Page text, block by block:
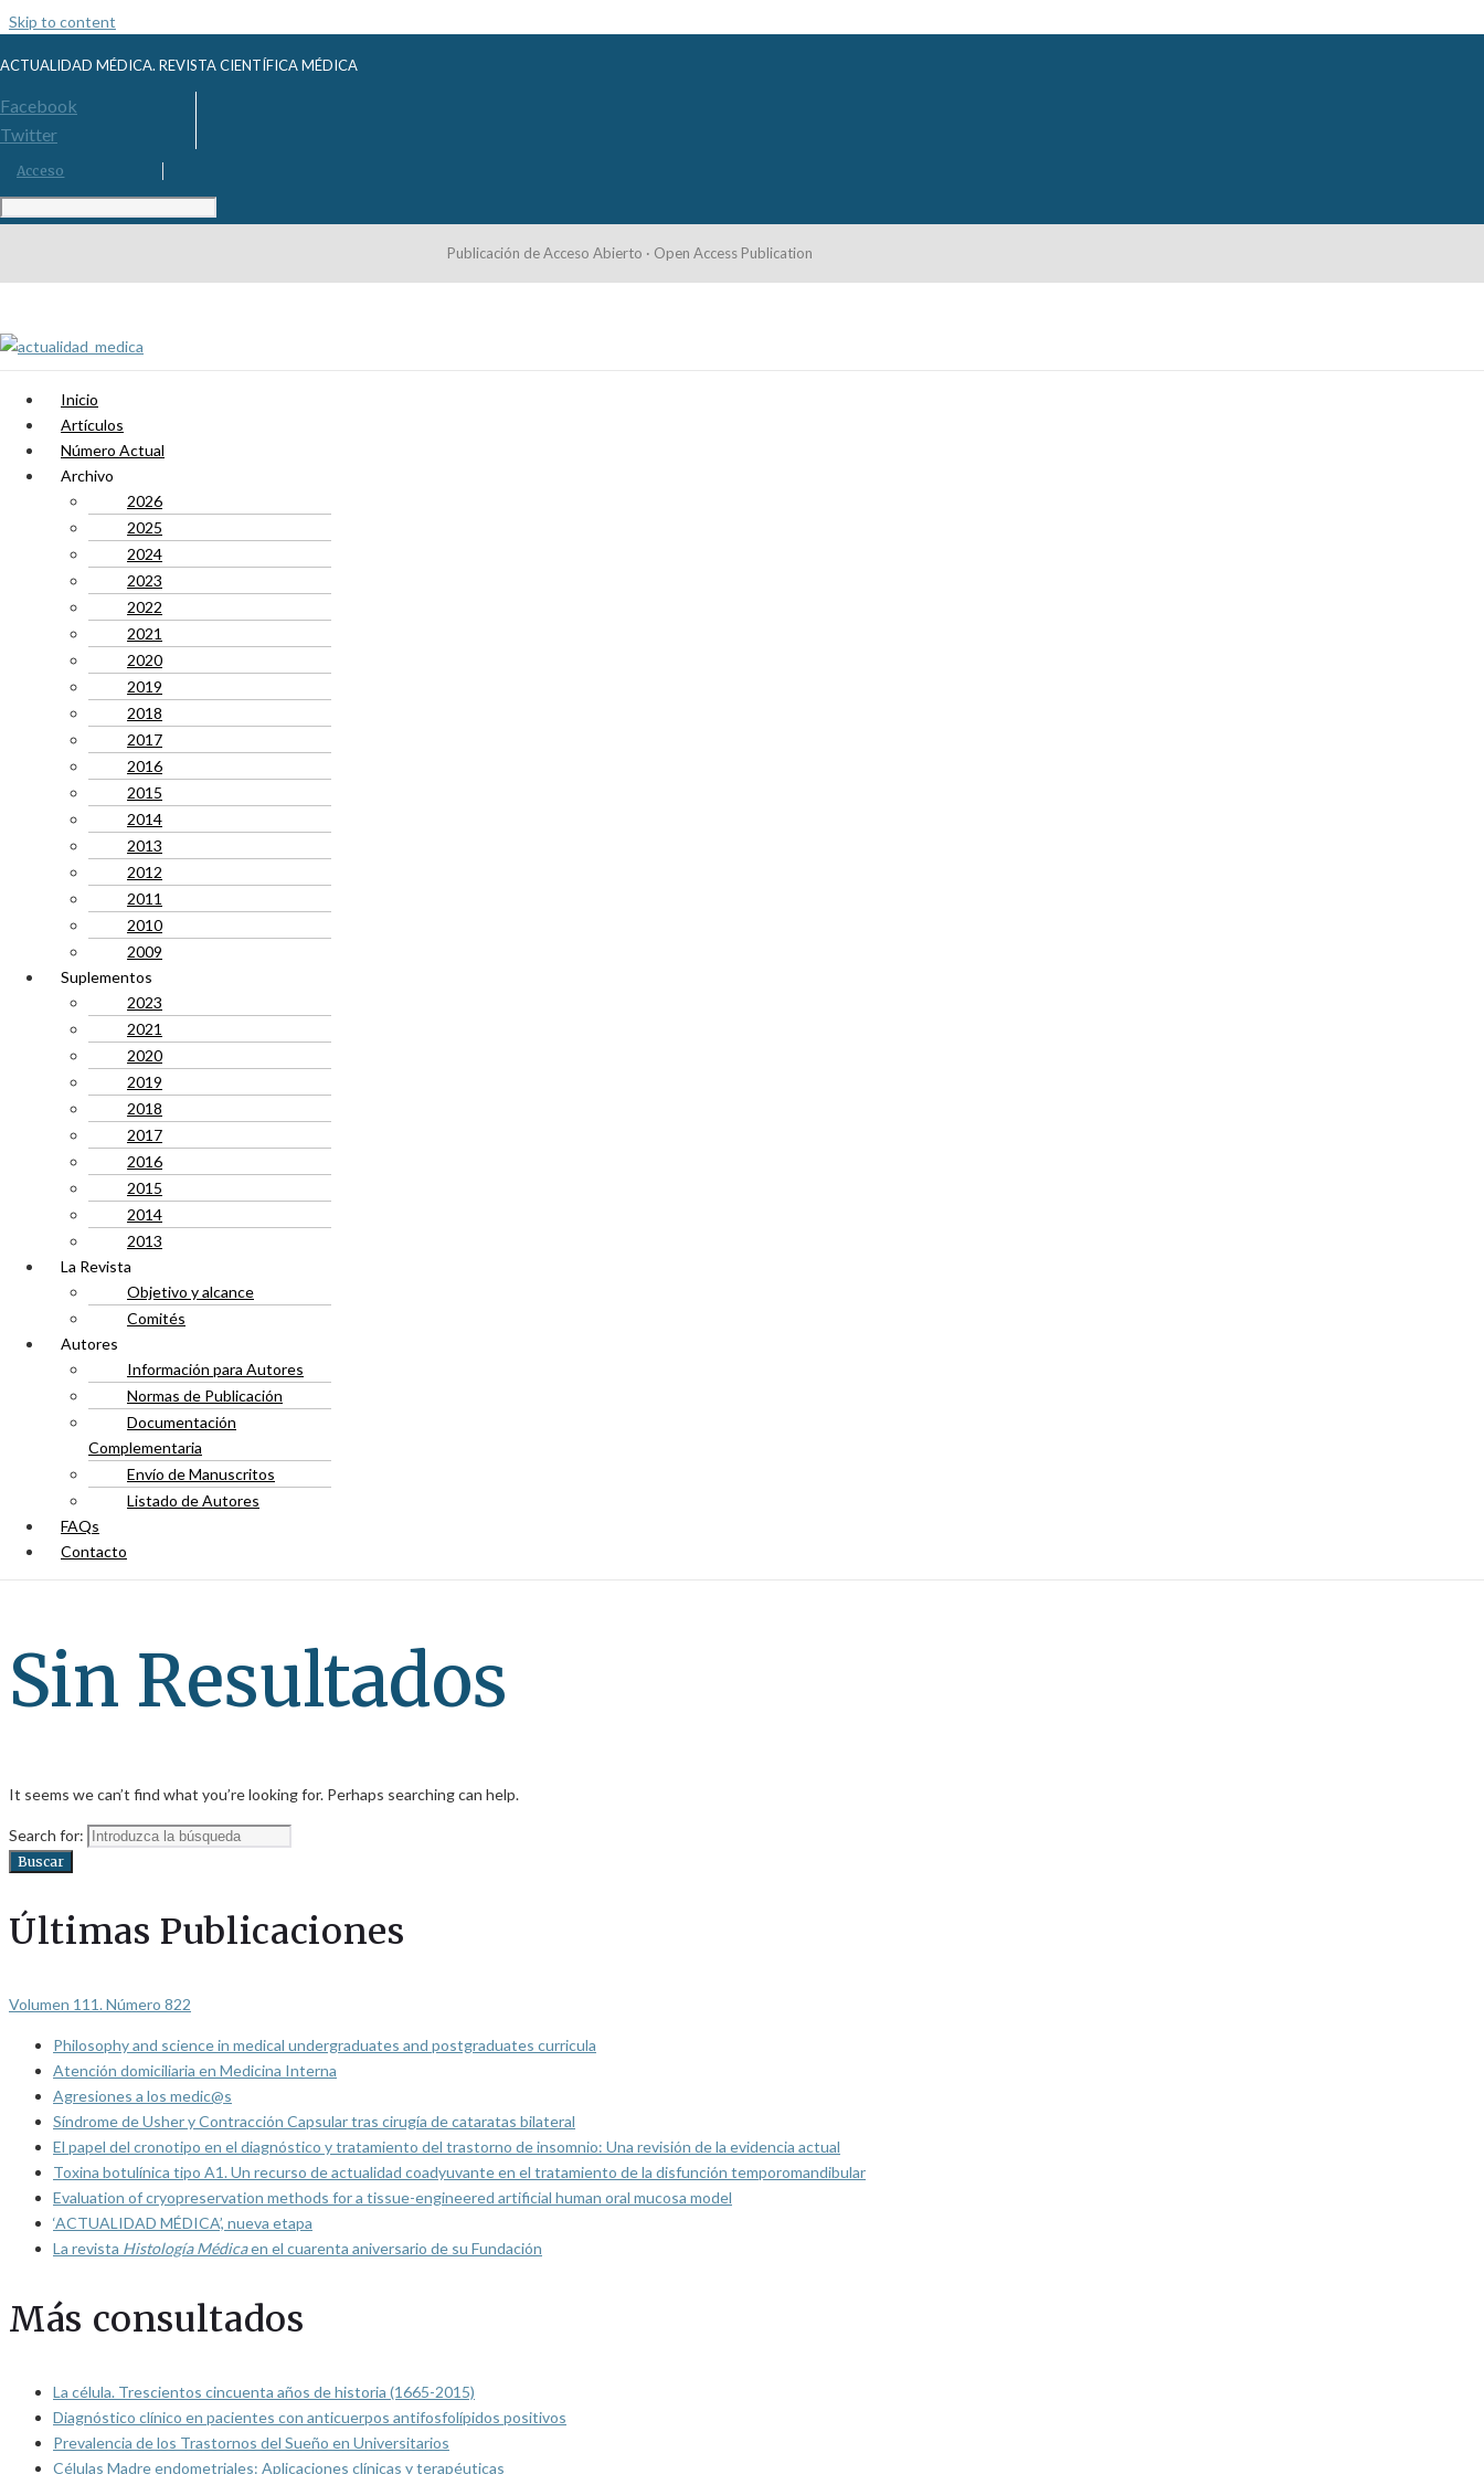
Skip to content
ACTUALIDAD MÉDICA. REVISTA CIENTÍFICA MÉDICA
Facebook
Twitter
Acceso
Publicación de Acceso Abierto · Open Access Publication
Inicio
Artículos
Número Actual
Archivo
2026
2025
2024
2023
2022
2021
2020
2019
2018
2017
2016
2015
2014
2013
2012
2011
2010
2009
Suplementos
2023
2021
2020
2019
2018
2017
2016
2015
2014
2013
La Revista
Objetivo y alcance
Comités
Autores
Información para Autores
Normas de Publicación
Documentación
Complementaria
Envío de Manuscritos
Listado de Autores
FAQs
Contacto
Sin Resultados
It seems we can’t find what you’re looking for. Perhaps searching can help.
Search for:
Buscar
Últimas Publicaciones
Volumen 111. Número 822
Philosophy and science in medical undergraduates and postgraduates curricula
Atención domiciliaria en Medicina Interna
Agresiones a los medic@s
Síndrome de Usher y Contracción Capsular tras cirugía de cataratas bilateral
El papel del cronotipo en el diagnóstico y tratamiento del trastorno de insomnio: Una revisión de la evidencia actual
Toxina botulínica tipo A1. Un recurso de actualidad coadyuvante en el tratamiento de la disfunción temporomandibular
Evaluation of cryopreservation methods for a tissue-engineered artificial human oral mucosa model
‘ACTUALIDAD MÉDICA’, nueva etapa
La revista Histología Médicaen el cuarenta aniversario de su Fundación
Más consultados
La célula. Trescientos cincuenta años de historia (1665-2015)
Diagnóstico clínico en pacientes con anticuerpos antifosfolípidos positivos
Prevalencia de los Trastornos del Sueño en Universitarios
Células Madre endometriales: Aplicaciones clínicas y terapéuticas